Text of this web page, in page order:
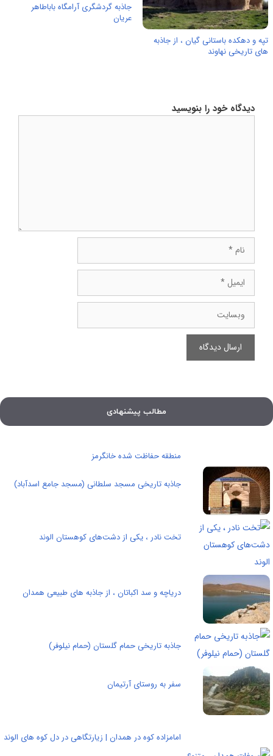
تپه و دهکده باستانی گيان ، از جاذبه
های تاریخی نهاوند
جاذبه گردشگری آرامگاه باباطاهر
عریان
دیدگاه خود را بنویسید
ایمیل
وبسایت
مطالب پیشنهادی
منطقه حفاظت شده خانگرمز
جاذبه تاریخی مسجد سلطانى (مسجد جامع اسدآباد)
تخت نادر ، یکی از دشت‌های کوهستان الوند
دریاچه و سد اکباتان ، از جاذبه های طبیعی همدان
جاذبه تاریخی حمام گلستان (حمام نیلوفر)
سفر به روستای آرتيمان
امامزاده کوه در همدان | زیارتگاهی در دل کوه های الوند